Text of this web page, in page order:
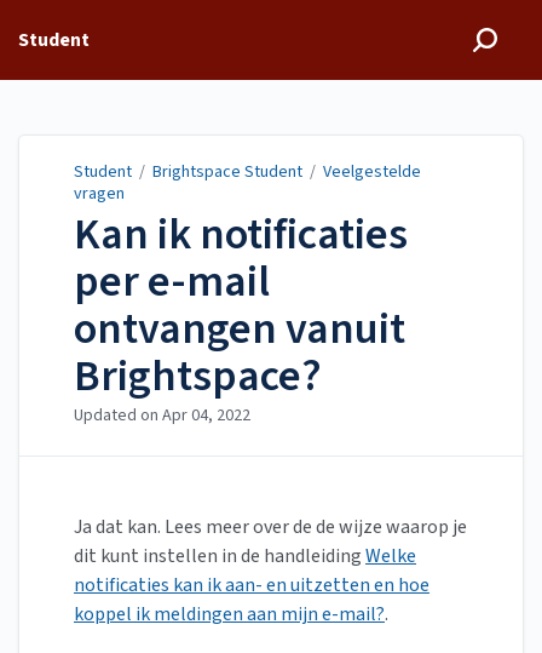
Student
Student / Brightspace Student / Veelgestelde
vragen
Kan ik notificaties
per e-mail
ontvangen vanuit
Brightspace?
Updated on Apr 04, 2022
Ja dat kan. Lees meer over de de wijze waarop je
dit kunt instellen in de handleidingWelke
notificaties kan ik aan- en uitzetten en hoe
koppel ik meldingen aan mijn e-mail?.